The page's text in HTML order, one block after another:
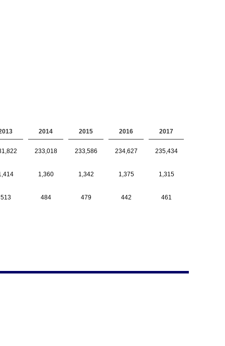
2014 2015 2016 2017
233,018 233,586 234,627 235,434
1,360 1,342 1,375 1,315
513 484 479 442 461